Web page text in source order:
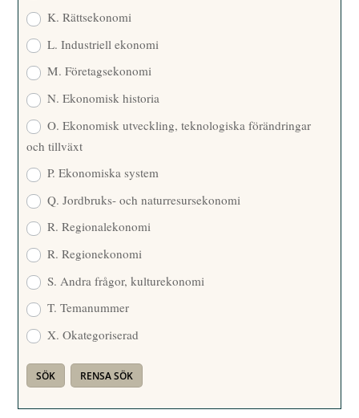
K. Rättsekonomi
L. Industriell ekonomi
M. Företagsekonomi
N. Ekonomisk historia
O. Ekonomisk utveckling, teknologiska förändringar
och tillväxt
P. Ekonomiska system
Q. Jordbruks- och naturresursekonomi
R. Regionalekonomi
R. Regionekonomi
S. Andra frågor, kulturekonomi
T. Temanummer
X. Okategoriserad